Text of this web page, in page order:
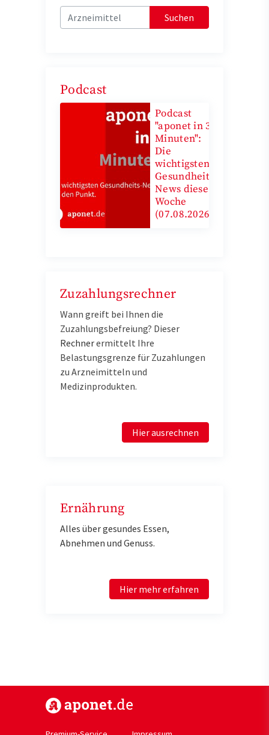
Suchen
Podcast
Podcast
"aponet in 3
Minuten":
Die
wichtigsten
Gesundheits-
News diese
Woche
(07.08.2026)
Zuzahlungsrechner
Wann greift bei Ihnen die
Zuzahlungsbefreiung? Dieser
Rechnerermittelt Ihre
Belastungsgrenze für Zuzahlungen
zu Arzneimitteln und
Medizinprodukten.
Hier ausrechnen
Ernährung
Alles über gesundes Essen,
Abnehmen und Genuss.
Hier mehr erfahren